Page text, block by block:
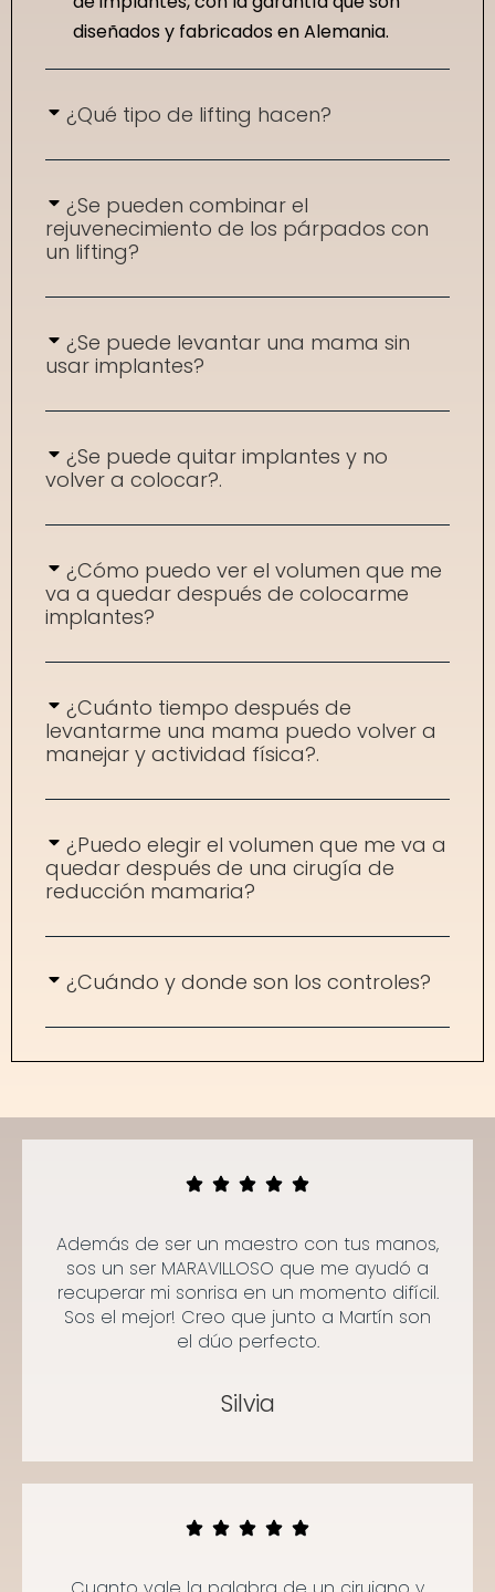
diseñados y fabricados en Alemania.
¿Qué tipo de lifting hacen?
¿Se pueden combinar el
rejuvenecimiento de los párpados con
un lifting?
¿Se puede levantar una mama sin
usar implantes?
¿Se puede quitar implantes y no
volver a colocar?.
¿Cómo puedo ver el volumen que me
va a quedar después de colocarme
implantes?
¿Cuánto tiempo después de
levantarme una mama puedo volver a
manejar y actividad física?.
¿Puedo elegir el volumen que me va a
quedar después de una cirugía de
reducción mamaria?
¿Cuándo y donde son los controles?
Además de ser un maestro con tus manos,
sos un ser MARAVILLOSO que me ayudó a
recuperar mi sonrisa en un momento difícil.
Sos el mejor! Creo que junto a Martín son
el dúo perfecto.
Silvia